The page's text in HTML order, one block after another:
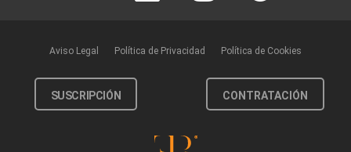
Aviso Legal Política de Privacidad Política de Cookies
SUSCRIPCIÓN CONTRATACIÓN